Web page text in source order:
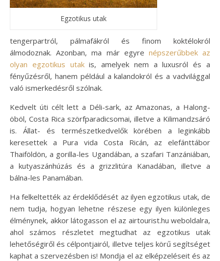
Egzotikus utak
tengerpartról, pálmafákról és finom koktélokról
álmodoznak. Azonban, ma már egyre népszerűbbek az
olyan egzotikus utakis, amelyek nem a luxusról és a
fényűzésről, hanem például a kalandokról és a vadvilággal
való ismerkedésről szólnak.
Kedvelt úti célt lett a Déli-sark, az Amazonas, a Halong-
öböl, Costa Rica szörfparadicsomai, illetve a Kilimandzsáró
is. Állat- és természetkedvelők körében a leginkább
keresettek a Pura vida Costa Ricán, az elefánttábor
Thaiföldön, a gorilla-les Ugandában, a szafari Tanzániában,
a kutyaszánhúzás és a grizzlitúra Kanadában, illetve a
bálna-les Panamában.
Ha felkeltették az érdeklődését az ilyen egzotikus utak, de
nem tudja, hogyan lehetne részese egy ilyen különleges
élménynek, akkor látogasson el az airtourist.hu weboldalra,
ahol számos részletet megtudhat az egzotikus utak
lehetőségiről és célpontjairól, illetve teljes körű segítséget
kaphat a szervezésben is! Mondja el az elképzeléseit és az